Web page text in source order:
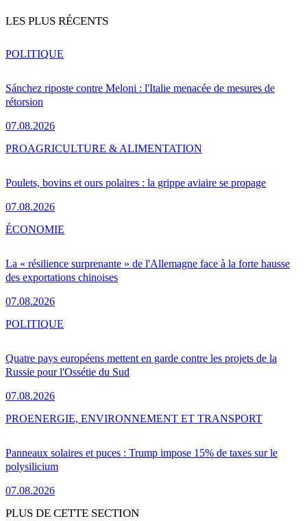
LES PLUS RÉCENTS
Sánchez riposte contre Meloni : l'Italie menacée de mesures de
rétorsion
07.08.2026
POLITIQUE
Poulets, bovins et ours polaires : la grippe aviaire se propage
07.08.2026
PROAGRICULTURE & ALIMENTATION
La « résilience surprenante » de l'Allemagne face à la forte hausse
des exportations chinoises
07.08.2026
ÉCONOMIE
Quatre pays européens mettent en garde contre les projets de la
Russie pour l'Ossétie du Sud
07.08.2026
POLITIQUE
Panneaux solaires et puces : Trump impose 15% de taxes sur le
polysilicium
07.08.2026
PROENERGIE, ENVIRONNEMENT ET TRANSPORT
PLUS DE CETTE SECTION